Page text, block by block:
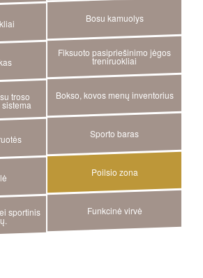
Bosu kamuolys
Fiksuoto pasipriešinimo jėgos
treniruokliai
troso Bokso, kovos menų inventorius
Sporto baras
Poilsio zona
sportinis Funkcinė virvė